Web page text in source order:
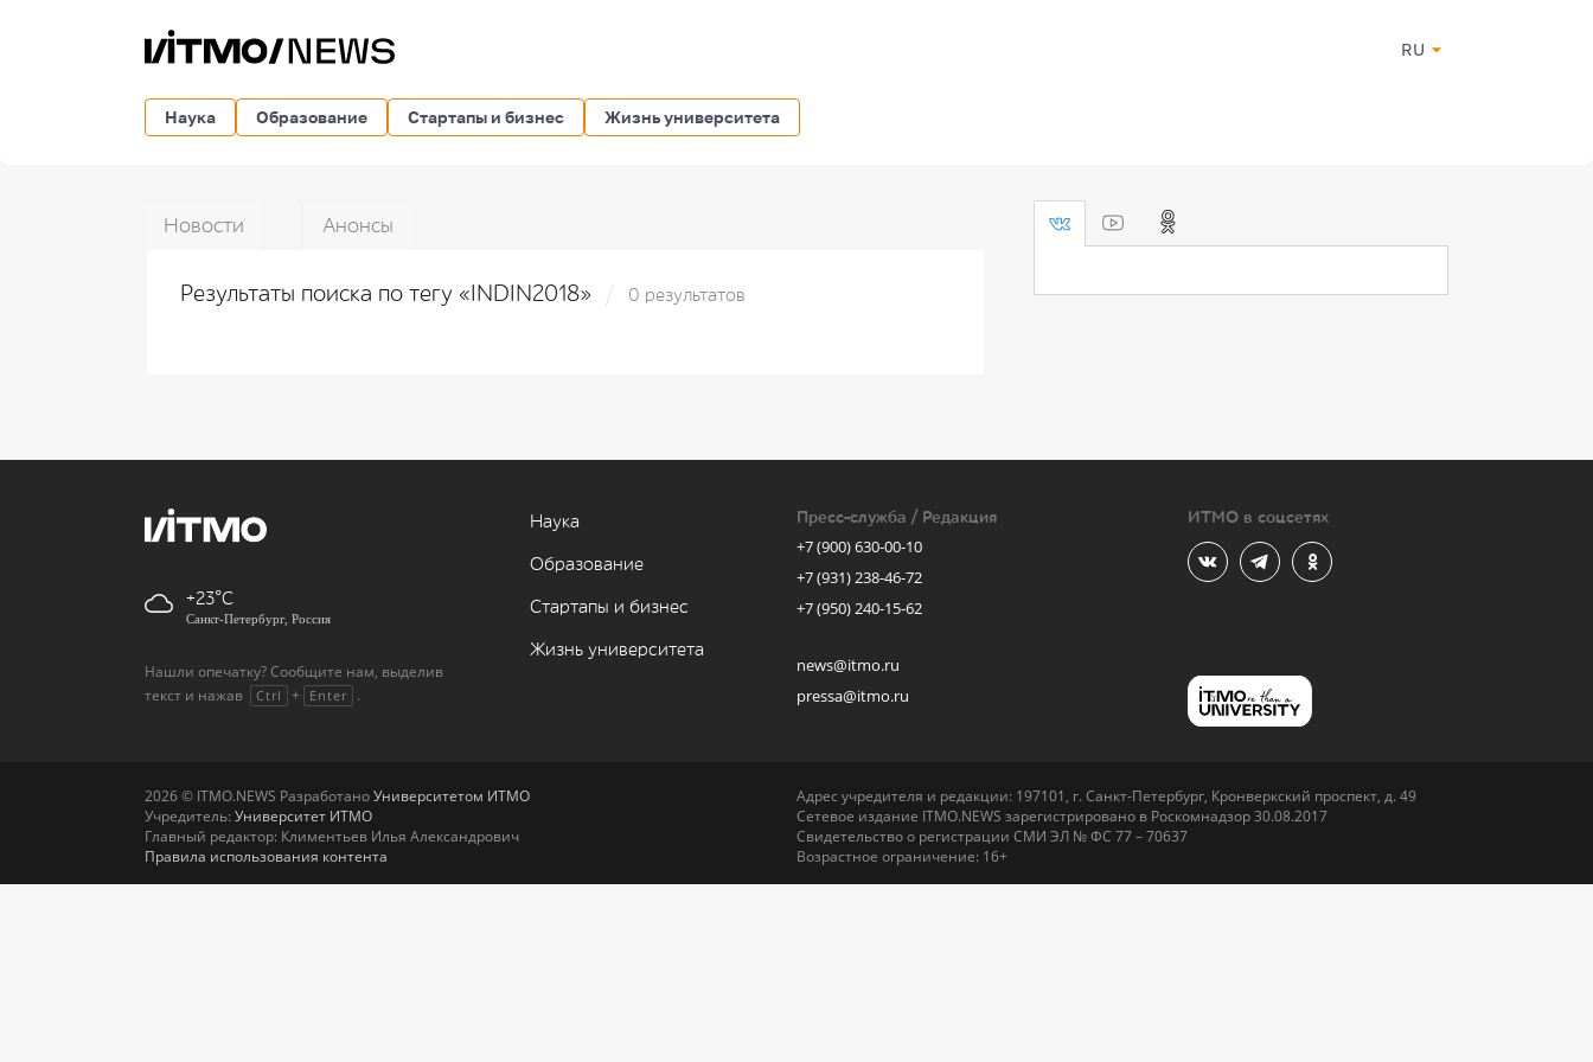
RU
Наука Образование Стартапы и бизнес Жизнь университета
Новости Анонсы
Результаты поиска по тегу «INDIN2018» 0 результатов
+23
Санкт-Петербург, Россия
Нашли опечатку? Сообщите нам, выделив
текст и нажав
Ctrl + Enter .
Наука
Образование
Стартапы и бизнес
Жизнь университета
Пресс-служба / Редакция
+7 (900) 630-00-10
+7 (931) 238-46-72
+7 (950) 240-15-62
news@itmo.ru
pressa@itmo.ru
ИТМО в соцсетях
2026 © ITMO.NEWS РазработаноУниверситетом ИТМО
Учредитель: Университет ИТМО
Главный редактор: Климентьев Илья Александрович
Правила использования контента
Адрес учредителя и редакции: 197101, г. Санкт-Петербург, Кронверкский проспект, д. 49
Сетевое издание ITMO.NEWS зарегистрировано в Роскомнадзор 30.08.2017
Свидетельство о регистрации СМИ ЭЛ № ФС 77 – 70637
Возрастное ограничение: 16+